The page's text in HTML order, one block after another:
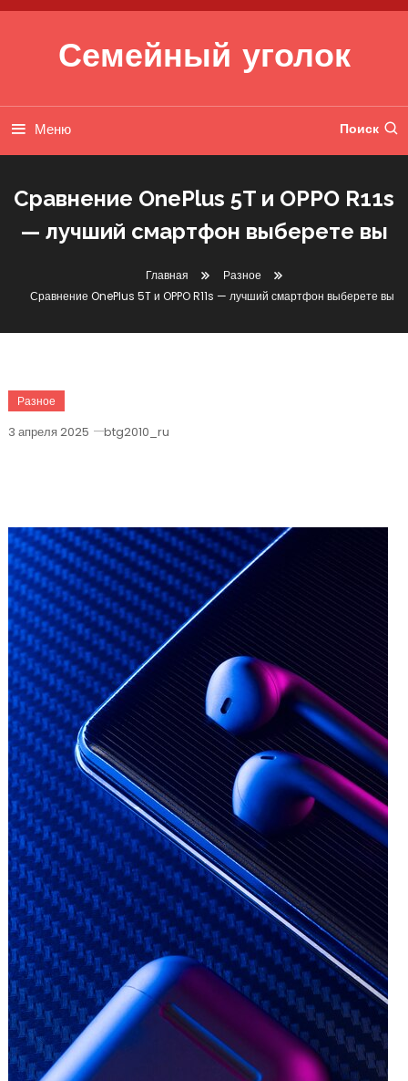
Перейти к содержимому
Семейный уголок
Меню Поиск
Сравнение OnePlus 5T и OPPO R11s
— лучший смартфон выберете вы
Главная
Разное
Сравнение OnePlus 5T и OPPO R11s — лучший смартфон выберете вы
Разное
3 апреля 2025 btg2010_ru